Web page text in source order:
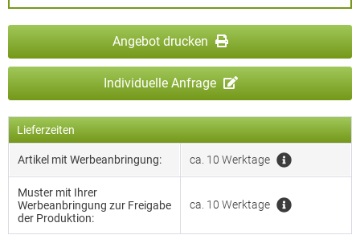
Angebot drucken
Individuelle Anfrage
Lieferzeiten
Artikel mit Werbeanbringung: ca. 10 Werktage
Muster mit Ihrer
Werbeanbringung zur Freigabe
der Produktion:
ca. 10 Werktage